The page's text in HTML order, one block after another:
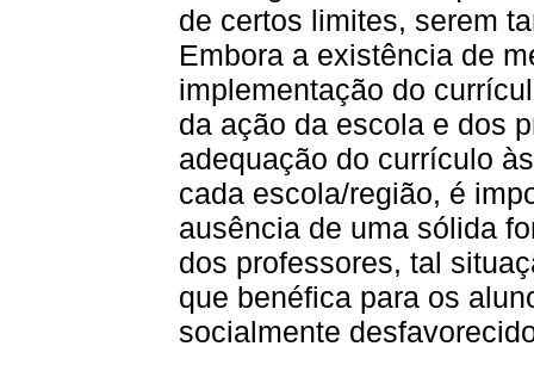
de certos limites, serem
Embora a existência de
implementação do
da ação da escola e dos
adequação do currículo
cada escola/região, é
ausência de uma sólida
dos professores, tal
que benéfica para os
socialmente